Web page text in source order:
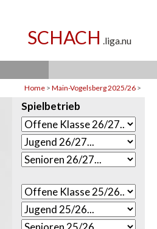
Home > Main-Vogelsberg 2025/26 >
Spielbetrieb